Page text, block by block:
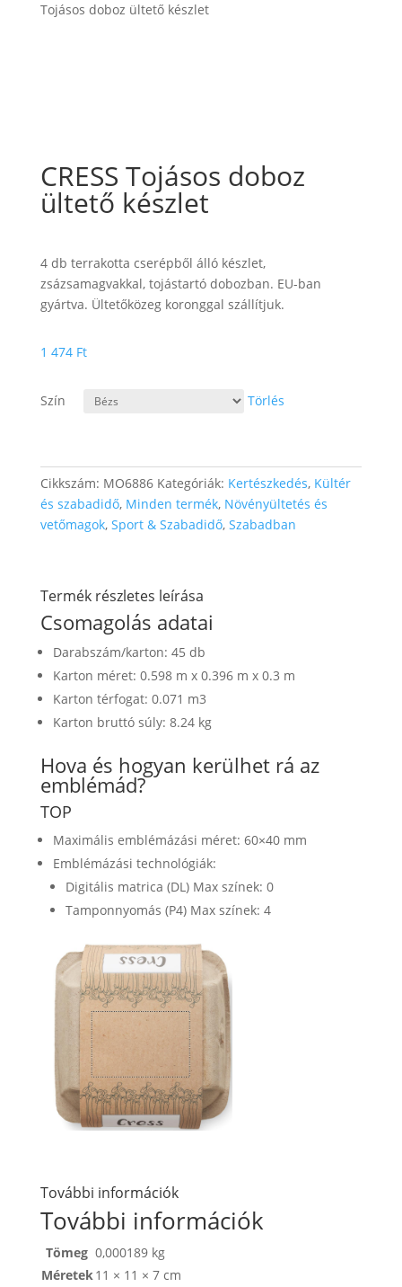
Tojásos doboz ültető készlet
CRESS Tojásos doboz
ültető készlet
4 db terrakotta cserépből álló készlet,
zsázsamagvakkal, tojástartó dobozban. EU-ban
gyártva. Ültetőközeg koronggal szállítjuk.
1 474 Ft
Szín Törlés
Cikkszám: MO6886 Kategóriák: Kertészkedés, Kültér
és szabadidő, Minden termék, Növényültetés és
vetőmagok, Sport & Szabadidő, Szabadban
Termék részletes leírása
Csomagolás adatai
Darabszám/karton: 45 db
Karton méret: 0.598 m x 0.396 m x 0.3 m
Karton térfogat: 0.071 m3
Karton bruttó súly: 8.24 kg
Hova és hogyan kerülhet rá az
emblémád?
TOP
Maximális emblémázási méret: 60×40 mm
Emblémázási technológiák:
Digitális matrica (DL) Max színek: 0
Tamponnyomás (P4) Max színek: 4
További információk
További információk
Tömeg 0,000189 kg
Méretek11 × 11 × 7 cm